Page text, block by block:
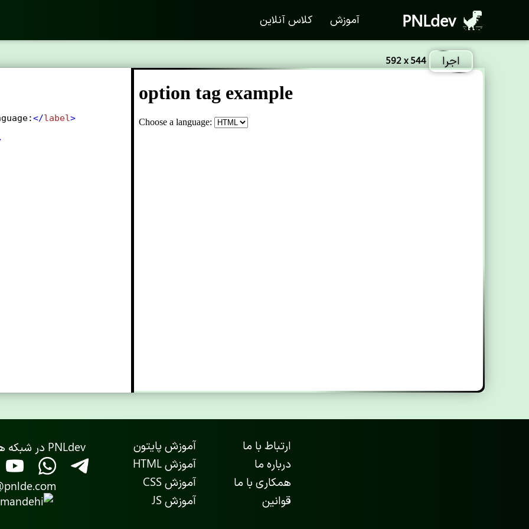
PNLdev آموزش کلاس آنلاین
اجرا 592 x 544
</label>
ارتباط با ما
درباره ما
همکاری با ما
قوانین
آموزش پایتون
آموزش HTML
آموزش CSS
آموزش JS
PNLdev در شبکه های اجتماعی